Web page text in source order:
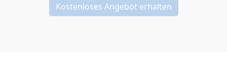
Kostenloses Angebot erhalten